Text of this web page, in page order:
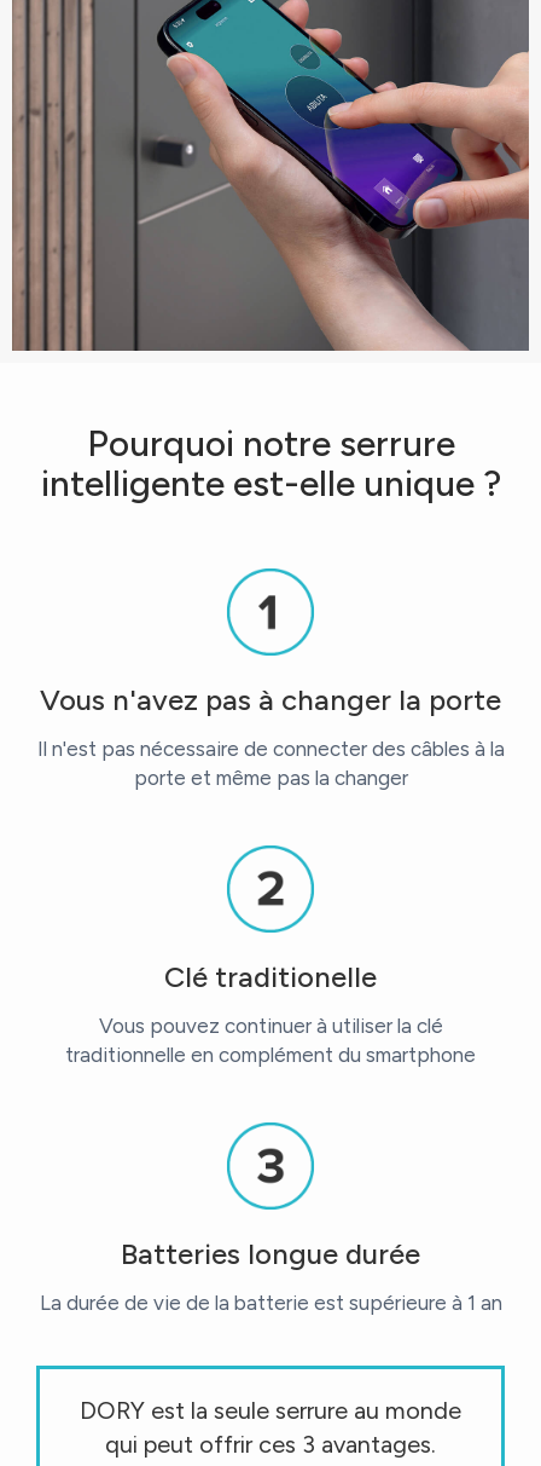
Pourquoi notre serrure
intelligente est-elle unique ?
Vous n'avez pas à changer la porte
Il n'est pas nécessaire de connecter des câbles à la
porte et même pas la changer
Clé traditionelle
Vous pouvez continuer à utiliser la clé
traditionnelle en complément du smartphone
Batteries longue durée
La durée de vie de la batterie est supérieure à 1 an
DORY est la seule serrure au monde
qui peut offrir ces 3 avantages.